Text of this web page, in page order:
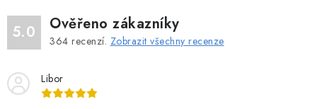
5.0 Ověřeno zákazníky
364 recenzí. Zobrazit všechny recenze
Libor